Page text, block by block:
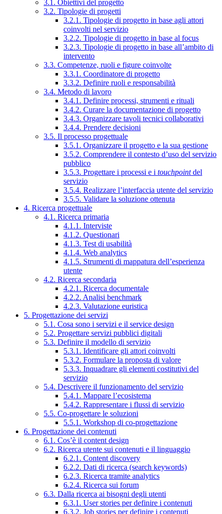
3.1. Obiettivi del progetto
3.2. Tipologie di progetti
3.2.1. Tipologie di progetto in base agli attori
coinvolti nel servizio
3.2.2. Tipologie di progetto in base al focus
3.2.3. Tipologie di progetto in base all’ambito di
intervento
3.3. Competenze, ruoli e figure coinvolte
3.3.1. Coordinatore di progetto
3.3.2. Definire ruoli e responsabilità
3.4. Metodo di lavoro
3.4.1. Definire processi, strumenti e rituali
3.4.2. Curare la documentazione di progetto
3.4.3. Organizzare tavoli tecnici collaborativi
3.4.4. Prendere decisioni
3.5. Il processo progettuale
3.5.1. Organizzare il progetto e la sua gestione
3.5.2. Comprendere il contesto d’uso del servizio
pubblico
3.5.3. Progettare i processi e i touchpointdel
servizio
3.5.4. Realizzare l’interfaccia utente del servizio
3.5.5. Validare la soluzione ottenuta
4. Ricerca progettuale
4.1. Ricerca primaria
4.1.1. Interviste
4.1.2. Questionari
4.1.3. Test di usabilità
4.1.4. Web analytics
4.1.5. Strumenti di mappatura dell’esperienza
utente
4.2. Ricerca secondaria
4.2.1. Ricerca documentale
4.2.2. Analisi benchmark
4.2.3. Valutazione euristica
5. Progettazione dei servizi
5.1. Cosa sono i servizi e il service design
5.2. Progettare servizi pubblici digitali
5.3. Definire il modello di servizio
5.3.1. Identificare gli attori coinvolti
5.3.2. Formulare la proposta di valore
5.3.3. Inquadrare gli elementi costitutivi del
servizio
5.4. Descrivere il funzionamento del servizio
5.4.1. Mappare l’ecosistema
5.4.2. Rappresentare i flussi di servizio
5.5. Co-progettare le soluzioni
5.5.1. Workshop di co-progettazione
6. Progettazione dei contenuti
6.1. Cos’è il content design
6.2. Ricerca utente sui contenuti e il linguaggio
6.2.1. Content discovery
6.2.2. Dati di ricerca (search keywords)
6.2.3. Ricerca tramite analytics
6.2.4. Ricerca sui forum
6.3. Dalla ricerca ai bisogni degli utenti
6.3.1. User stories per definire i contenuti
6.3.2. Job stories per definire i contenuti